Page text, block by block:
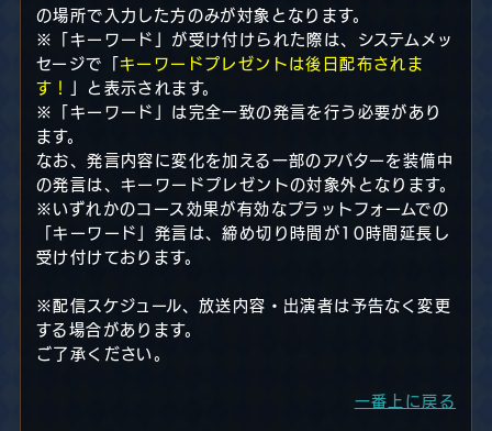
の場所で入力した方のみが対象となります。
※「キーワード」が受け付けられた際は、システムメッ
セージで「 キーワードプレゼントは後日配布されま
す！
」と表示されます。
※「キーワード」は完全一致の発言を行う必要があり
ます。
なお、発言内容に変化を加える一部のアバターを装備中
の発言は、キーワードプレゼントの対象外となります。
※いずれかのコース効果が有効なプラットフォームでの
「キーワード」発言は、締め切り時間が10時間延長し
受け付けております。
※配信スケジュール、放送内容・出演者は予告なく変更
する場合があります。
ご了承ください。
一番上に戻る